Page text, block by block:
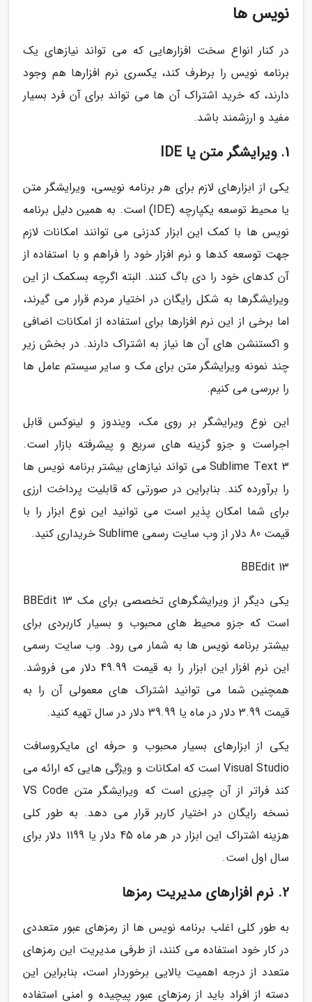
نویس ها
در کنار انواع سخت افزارهایی که می تواند نیازهای یک
برنامه نویس را برطرف کند، یکسری نرم افزارها هم وجود
دارند، که خرید اشتراک آن ها می تواند برای آن فرد بسیار
مفید و ارزشمند باشد.
1. ویرایشگر متن یا IDE
یکی از ابزارهای لازم برای هر برنامه نویسی، ویرایشگر متن
یا محیط توسعه یکپارچه (IDE) است. به همین دلیل برنامه
نویس ها با کمک این ابزار کدزنی می توانند امکانات لازم
جهت توسعه کدها و نرم افزار خود را فراهم و با استفاده از
آن کدهای خود را دی باگ کنند. البته اگرچه بسکمک از این
ویرایشگرها به شکل رایگان در اختیار مردم قرار می گیرند،
اما برخی از این نرم افزارها برای استفاده از امکانات اضافی
و اکستنشن های آن ها نیاز به اشتراک دارند. در بخش زیر
چند نمونه ویرایشگر متن برای مک و سایر سیستم عامل ها
را بررسی می کنیم.
این نوع ویرایشگر بر روی مک، ویندوز و لینوکس قابل
اجراست و جزو گزینه های سریع و پیشرفته بازار است.
Sublime Text 3 می تواند نیازهای بیشتر برنامه نویس ها
را برآورده کند. بنابراین در صورتی که قابلیت پرداخت ارزی
برای شما امکان پذیر است می توانید این نوع ابزار را با
قیمت 80 دلار از وب سایت رسمی Sublime خریداری کنید.
BBEdit 13
یکی دیگر از ویرایشگرهای تخصصی برای مک BBEdit 13
است که جزو محیط های محبوب و بسیار کاربردی برای
بیشتر برنامه نویس ها به شمار می رود. وب سایت رسمی
این نرم افزار این ابزار را به قیمت 49.99 دلار می فروشد.
همچنین شما می توانید اشتراک های معمولی آن را به
قیمت 3.99 دلار در ماه یا 39.99 دلار در سال تهیه کنید.
یکی از ابزارهای بسیار محبوب و حرفه ای مایکروسافت
Visual Studio است که امکانات و ویژگی هایی که ارائه می
کند فراتر از آن چیزی است که ویرایشگر متن VS Code
نسخه رایگان در اختیار کاربر قرار می دهد. به طور کلی
هزینه اشتراک این ابزار در هر ماه 45 دلار یا 1199 دلار برای
سال اول است.
2. نرم افزارهای مدیریت رمزها
به طور کلی اغلب برنامه نویس ها از رمزهای عبور متعددی
در کار خود استفاده می کنند، از طرفی مدیریت این رمزهای
متعدد از درجه اهمیت بالایی برخوردار است، بنابراین این
دسته از افراد باید از رمزهای عبور پیچیده و امنی استفاده